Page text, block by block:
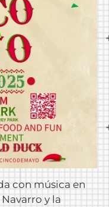
con música en
y la